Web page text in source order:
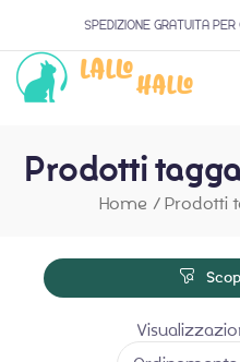
SPEDIZIONE GRATUITA PER
Prodotti
Home / Prodotti